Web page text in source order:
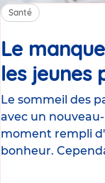
Santé
Le
les jeunes
Le sommeil des
avec un
moment rempli
bonheur.